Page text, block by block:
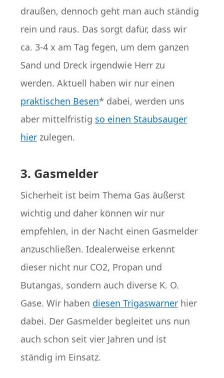
draußen, dennoch geht man auch ständig
rein und raus. Das sorgt dafür, dass wir
ca. 3-4 x am Tag fegen, um dem ganzen
Sand und Dreck irgendwie Herr zu
werden. Aktuell haben wir nur einen
praktischen Besen* dabei, werden uns
aber mittelfristig so einen Staubsauger
hierzulegen.
3. Gasmelder
Sicherheit ist beim Thema Gas äußerst
wichtig und daher können wir nur
empfehlen, in der Nacht einen Gasmelder
anzuschließen. Idealerweise erkennt
dieser nicht nur CO2, Propan und
Butangas, sondern auch diverse K. O.
Gase. Wir haben diesen Trigaswarnerhier
dabei. Der Gasmelder begleitet uns nun
auch schon seit vier Jahren und ist
ständig im Einsatz.